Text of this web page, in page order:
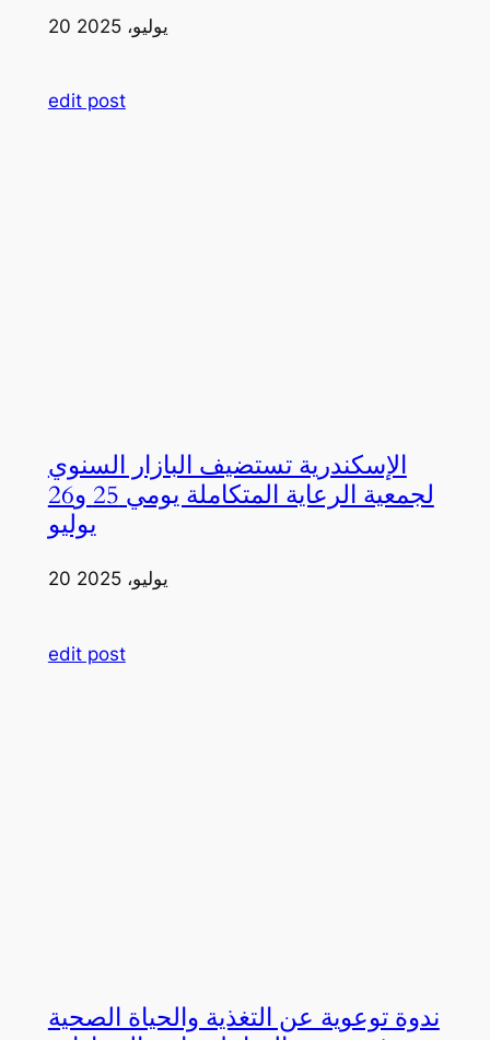
20 يوليو، 2025
edit post
الإسكندرية تستضيف البازار السنوي
لجمعية الرعاية المتكاملة يومي 25 و26
يوليو
20 يوليو، 2025
edit post
ندوة توعوية عن التغذية والحياة الصحية